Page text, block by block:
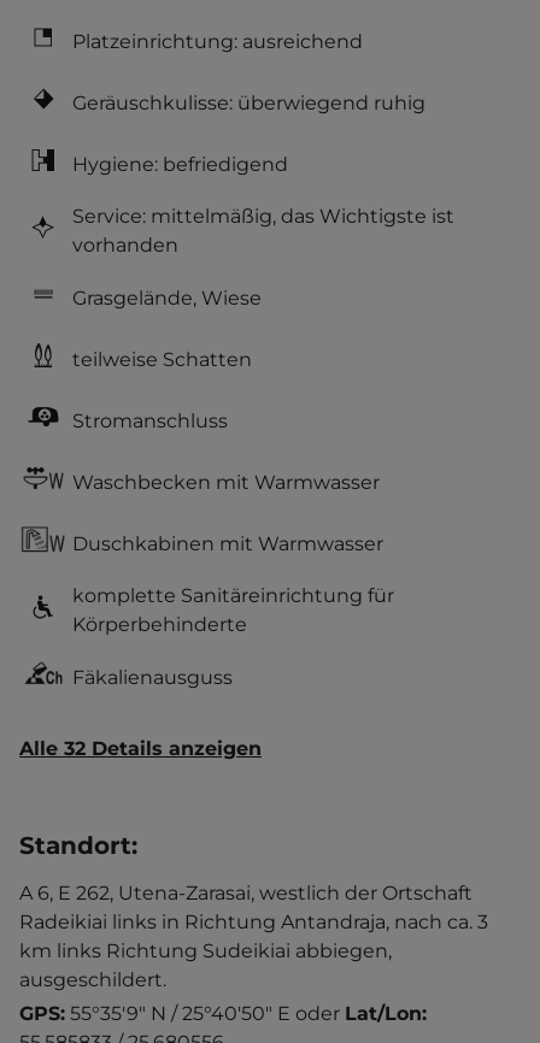
Platzeinrichtung: ausreichend
Geräuschkulisse: überwiegend ruhig
Hygiene: befriedigend
Service: mittelmäßig, das Wichtigste ist
vorhanden
Grasgelände, Wiese
teilweise Schatten
Stromanschluss
Waschbecken mit Warmwasser
Duschkabinen mit Warmwasser
komplette Sanitäreinrichtung für
Körperbehinderte
Fäkalienausguss
Alle 32 Details anzeigen
Standort:
A 6, E 262, Utena-Zarasai, westlich der Ortschaft
Radeikiai links in Richtung Antandraja, nach ca. 3
km links Richtung Sudeikiai abbiegen,
ausgeschildert.
GPS: 55°35'9" N / 25°40'50" E oder Lat/Lon: